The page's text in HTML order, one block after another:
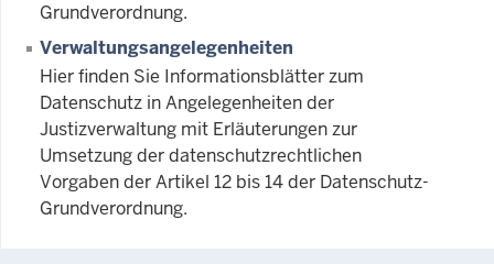
Grundverordnung.
Verwaltungsangelegenheiten
Hier finden Sie Informationsblätter zum
Datenschutz in Angelegenheiten der
Justizverwaltung mit Erläuterungen zur
Umsetzung der datenschutzrechtlichen
Vorgaben der Artikel 12 bis 14 der Datenschutz-
Grundverordnung.